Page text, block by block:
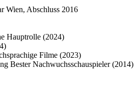
Wien, Abschluss 2016
Hauptrolle (2024)
Filme (2023)
Bester Nachwuchsschauspieler (2014)